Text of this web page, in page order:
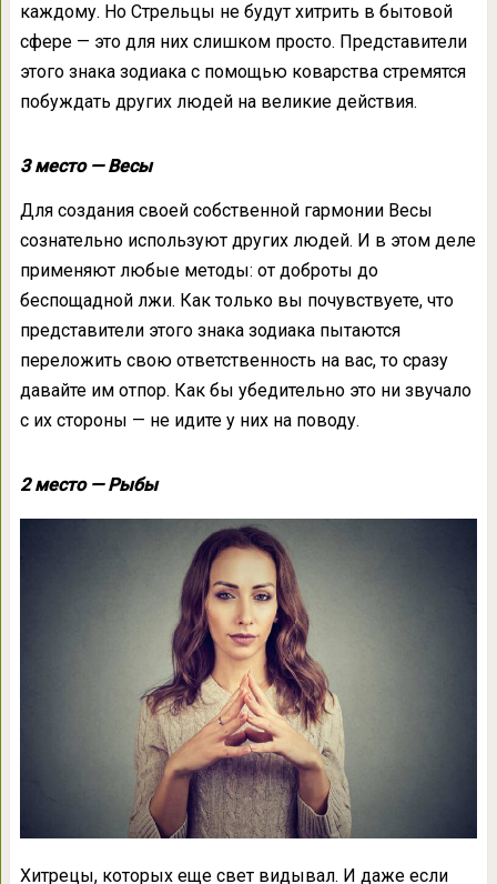
каждому. Но Стрельцы не будут хитрить в бытовой
сфере — это для них слишком просто. Представители
этого знака зодиака с помощью коварства стремятся
побуждать других людей на великие действия.
3 место — Весы
Для создания своей собственной гармонии Весы
сознательно используют других людей. И в этом деле
применяют любые методы: от доброты до
беспощадной лжи. Как только вы почувствуете, что
представители этого знака зодиака пытаются
переложить свою ответственность на вас, то сразу
давайте им отпор. Как бы убедительно это ни звучало
с их стороны — не идите у них на поводу.
2 место — Рыбы
Хитрецы, которых еще свет видывал. И даже если